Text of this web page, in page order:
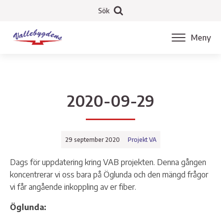
Sök
Meny
2020-09-29
29 september 2020 Projekt VA
Dags för uppdatering kring VAB projekten. Denna gången
koncentrerar vi oss bara på Öglunda och den mängd frågor
vi får angående inkoppling av er fiber.
Öglunda: